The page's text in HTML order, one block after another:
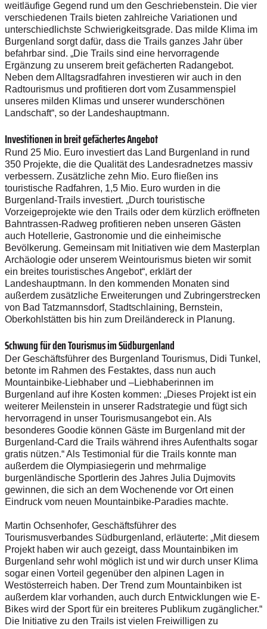
weitläufige Gegend rund um den Geschriebenstein. Die vier
verschiedenen Trails bieten zahlreiche Variationen und
unterschiedlichste Schwierigkeitsgrade. Das milde Klima im
Burgenland sorgt dafür, dass die Trails ganzes Jahr über
befahrbar sind. „Die Trails sind eine hervorragende
Ergänzung zu unserem breit gefächerten Radangebot.
Neben dem Alltagsradfahren investieren wir auch in den
Radtourismus und profitieren dort vom Zusammenspiel
unseres milden Klimas und unserer wunderschönen
Landschaft“, so der Landeshauptmann.
Investitionen in breit gefächertes Angebot
Rund 25 Mio. Euro investiert das Land Burgenland in rund
350 Projekte, die die Qualität des Landesradnetzes massiv
verbessern. Zusätzliche zehn Mio. Euro fließen ins
touristische Radfahren, 1,5 Mio. Euro wurden in die
Burgenland-Trails investiert. „Durch touristische
Vorzeigeprojekte wie den Trails oder dem kürzlich eröffneten
Bahntrassen-Radweg profitieren neben unseren Gästen
auch Hotellerie, Gastronomie und die einheimische
Bevölkerung. Gemeinsam mit Initiativen wie dem Masterplan
Archäologie oder unserem Weintourismus bieten wir somit
ein breites touristisches Angebot“, erklärt der
Landeshauptmann. In den kommenden Monaten sind
außerdem zusätzliche Erweiterungen und Zubringerstrecken
von Bad Tatzmannsdorf, Stadtschlaining, Bernstein,
Oberkohlstätten bis hin zum Dreiländereck in Planung.
Schwung für den Tourismus im Südburgenland
Der Geschäftsführer des Burgenland Tourismus, Didi Tunkel,
betonte im Rahmen des Festaktes, dass nun auch
Mountainbike-Liebhaber und –Liebhaberinnen im
Burgenland auf ihre Kosten kommen: „Dieses Projekt ist ein
weiterer Meilenstein in unserer Radstrategie und fügt sich
hervorragend in unser Tourismusangebot ein. Als
besonderes Goodie können Gäste im Burgenland mit der
Burgenland-Card die Trails während ihres Aufenthalts sogar
gratis nützen.“ Als Testimonial für die Trails konnte man
außerdem die Olympiasiegerin und mehrmalige
burgenländische Sportlerin des Jahres Julia Dujmovits
gewinnen, die sich an dem Wochenende vor Ort einen
Eindruck vom neuen Mountainbike-Paradies machte.
Martin Ochsenhofer, Geschäftsführer des
Tourismusverbandes Südburgenland, erläuterte: „Mit diesem
Projekt haben wir auch gezeigt, dass Mountainbiken im
Burgenland sehr wohl möglich ist und wir durch unser Klima
sogar einen Vorteil gegenüber den alpinen Lagen in
Westösterreich haben. Der Trend zum Mountainbiken ist
außerdem klar vorhanden, auch durch Entwicklungen wie E-
Bikes wird der Sport für ein breiteres Publikum zugänglicher.“
Die Initiative zu den Trails ist vielen Freiwilligen zu